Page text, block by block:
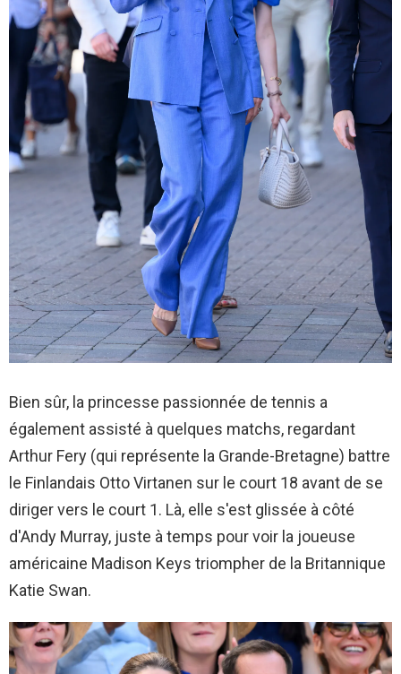
Bien sûr, la princesse passionnée de tennis a
également assisté à quelques matchs, regardant
Arthur Fery (qui représente la Grande-Bretagne) battre
le Finlandais Otto Virtanen sur le court 18 avant de se
diriger vers le court 1. Là, elle s'est glissée à côté
d'Andy Murray, juste à temps pour voir la joueuse
américaine Madison Keys triompher de la Britannique
Katie Swan.